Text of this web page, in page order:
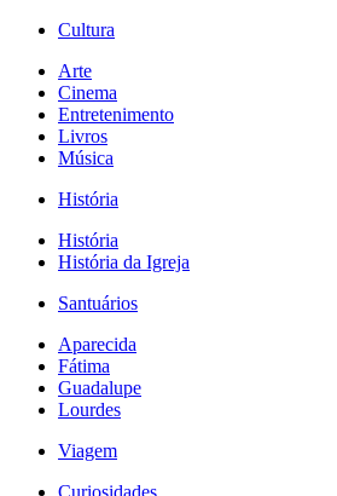
Cultura
Arte
Cinema
Entretenimento
Livros
Música
História
História
História da Igreja
Santuários
Aparecida
Fátima
Guadalupe
Lourdes
Viagem
Curiosidades